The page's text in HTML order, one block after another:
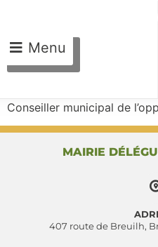
Menu
Conseiller municipal de
MAIRIE
407 route de Breuilh,